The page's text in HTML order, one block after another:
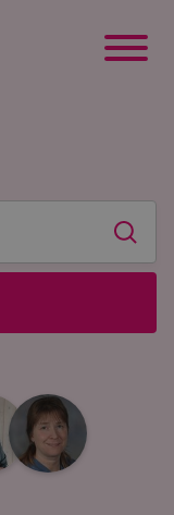
Sök
|
Yvette
Andersson